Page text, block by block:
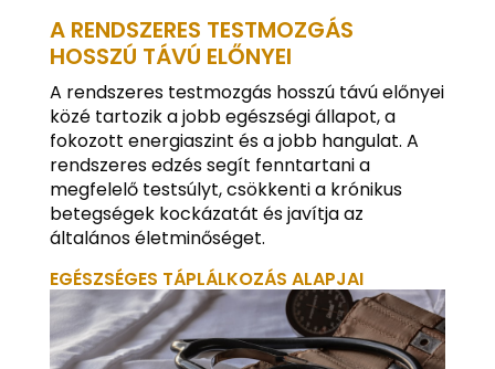
A RENDSZERES TESTMOZGÁS
HOSSZÚ TÁVÚ ELŐNYEI
A rendszeres testmozgás hosszú távú előnyei
közé tartozik a jobb egészségi állapot, a
fokozott energiaszint és a jobb hangulat. A
rendszeres edzés segít fenntartani a
megfelelő testsúlyt, csökkenti a krónikus
betegségek kockázatát és javítja az
általános életminőséget.
EGÉSZSÉGES TÁPLÁLKOZÁS ALAPJAI